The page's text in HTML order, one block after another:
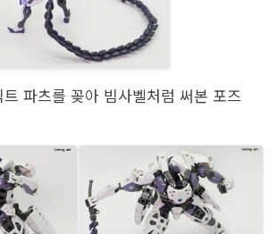
파츠를 꽂아 빔사벨처럼 써본 포즈